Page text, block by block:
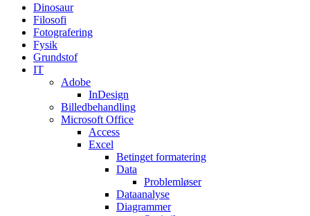
Dinosaur
Filosofi
Fotografering
Fysik
Grundstof
IT
Adobe
InDesign
Billedbehandling
Microsoft Office
Access
Excel
Betinget formatering
Data
Problemløser
Dataanalyse
Diagrammer